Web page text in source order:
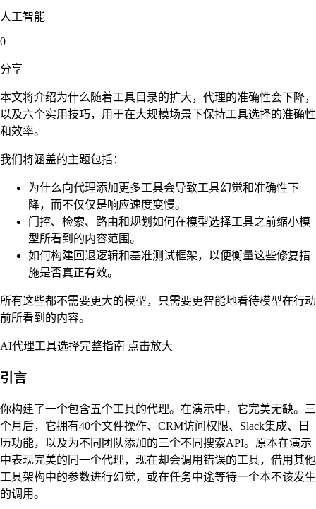
人工智能
0
分享
本文将介绍为什么随着工具目录的扩大，代理的准确性会下降，
以及六个实用技巧，用于在大规模场景下保持工具选择的准确性
和效率。
我们将涵盖的主题包括：
为什么向代理添加更多工具会导致工具幻觉和准确性下
降，而不仅仅是响应速度变慢。
门控、检索、路由和规划如何在模型选择工具之前缩小模
型所看到的内容范围。
如何构建回退逻辑和基准测试框架，以便衡量这些修复措
施是否真正有效。
所有这些都不需要更大的模型，只需要更智能地看待模型在行动
前所看到的内容。
AI代理工具选择完整指南 点击放大
引言
你构建了一个包含五个工具的代理。在演示中，它完美无缺。三
个月后，它拥有40个文件操作、CRM访问权限、Slack集成、日
历功能，以及为不同团队添加的三个不同搜索API。原本在演示
中表现完美的同一个代理，现在却会调用错误的工具，借用其他
工具架构中的参数进行幻觉，或在任务中途等待一个本不该发生
的调用。